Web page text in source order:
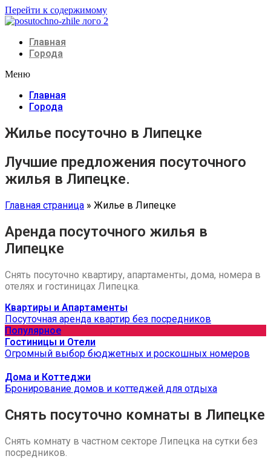
Перейти к содержимому
Главная
Города
Меню
Главная
Города
Жилье посуточно в Липецке
Лучшие предложения посуточного
жилья в Липецке.
Главная страница » Жилье в Липецке
Аренда посуточного жилья в
Липецке
Снять посуточно квартиру, апартаменты, дома, номера в
отелях и гостиницах Липецка.
Квартиры и Апартаменты
Посуточная аренда квартир без посредников
Популярное
Гостиницы и Отели
Огромный выбор бюджетных и роскошных номеров
Дома и Коттеджи
Бронирование домов и коттеджей для отдыха
Снять посуточно комнаты в Липецке
Снять комнату в частном секторе Липецка на сутки без
посредников.